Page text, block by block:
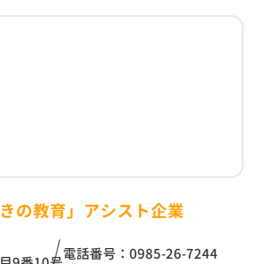
きの教育」アシスト企業
電話番号：0985-26-7244